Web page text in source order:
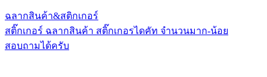
ฉลากสินค้า&สติกเกอร์
สติ๊กเกอร์ ฉลากสินค้า สติ๊กเกอรไดคัท จำนวนมาก-น้อย
สอบถามได้ครับ